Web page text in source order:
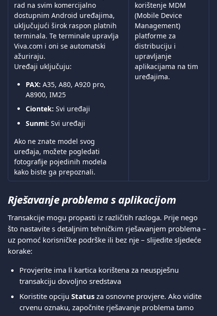
rad na svim komercijalno
dostupnim Android uređajima,
uključujući širok raspon platnih
terminala. Te terminale upravlja
Viva.com i oni se automatski
ažuriraju.
Uređaji uključuju:
PAX: A35, A80, A920 pro,
A8900, IM25
Ciontek: Svi uređaji
Sunmi: Svi uređaji
Ako ne znate model svog
uređaja, možete pogledati
fotografije pojedinih modela
kako biste ga prepoznali.
korištenje MDM
(Mobile Device
Management)
platforme za
distribuciju i
upravljanje
aplikacijama na tim
uređajima.
Rješavanje problema s aplikacijom
Transakcije mogu propasti iz različitih razloga. Prije nego
što nastavite s detaljnim tehničkim rješavanjem problema –
uz pomoć korisničke podrške ili bez nje – slijedite sljedeće
korake:
Provjerite ima li kartica korištena za neuspješnu
transakciju dovoljno sredstava
Koristite opciju Status za osnovne provjere. Ako vidite
crvenu oznaku, započnite rješavanje problema tamo